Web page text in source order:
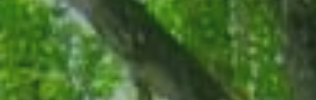
Nos projets
Tribune 2020
Tribune 2021